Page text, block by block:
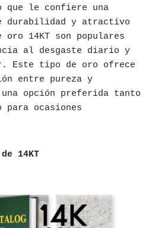
que le confiere una
durabilidad y atractivo
14KT son populares
al desgaste diario y
Este tipo de oro ofrece
entre pureza y
opción preferida tanto
para ocasiones
14KT